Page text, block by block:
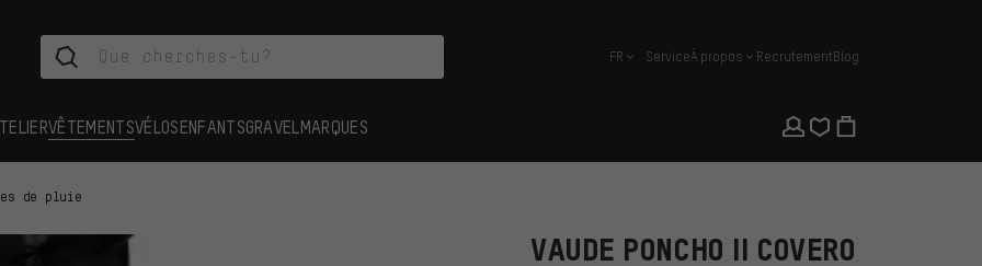
français
FR ServiceÀ propos RecrutementBlog
VÊTEMENTSVÉLOSENFANTSGRAVEL MARQUES
de pluie
VAUDE PONCHO II COVERO